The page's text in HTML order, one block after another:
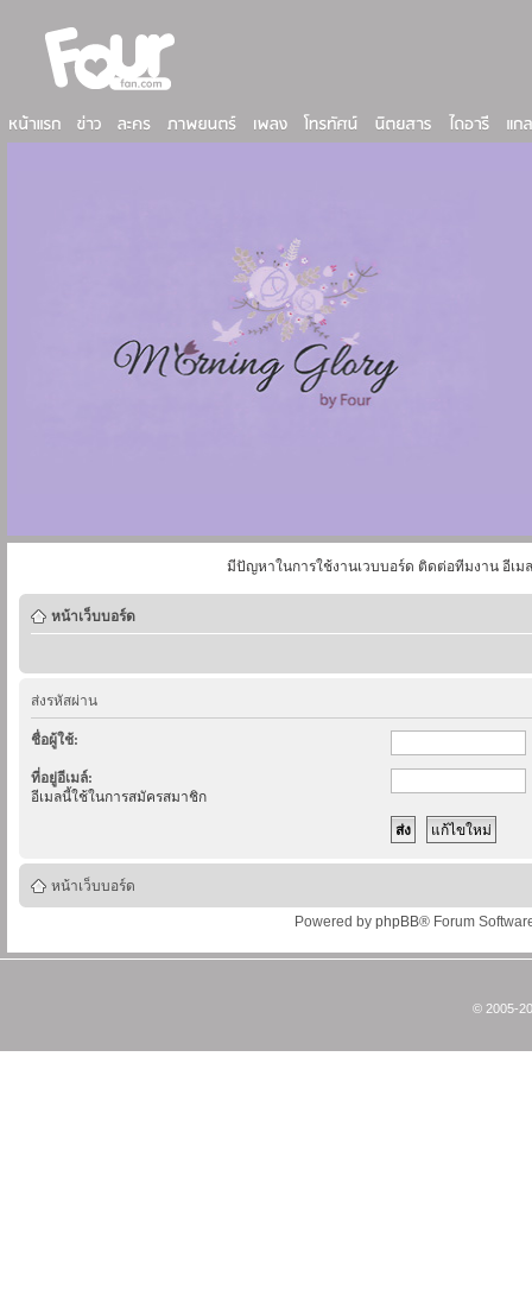
มีปัญหาในการใช้งานเวบบอร์ด ติดต่อทีมงาน อีเม
หน้าเว็บบอร์ด
ส่งรหัสผ่าน
ชื่อผู้ใช้:
ที่อยู่อีเมล์:
อีเมลนี้ใช้ในการสมัครสมาชิก
หน้าเว็บบอร์ด
Powered by phpBB® Forum
© 2005-